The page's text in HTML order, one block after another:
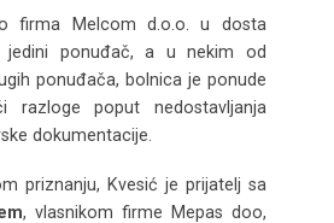
firma Melcom d.o.o. u dosta
jedini ponuđač, a u nekim od
ponuđača, bolnica je ponude
razloge poput nedostavljanja
dokumentacije.
priznanju, Kvesić je prijatelj sa
, vlasnikom firme Mepas doo,